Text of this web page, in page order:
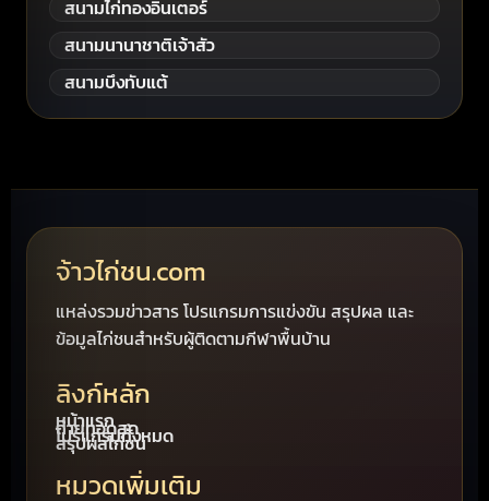
สนามไก่ทองอินเตอร์
สนามนานาชาติเจ้าสัว
สนามบึงทับแต้
จ้าวไก่ชน.com
แหล่งรวมข่าวสาร โปรแกรมการแข่งขัน สรุปผล และ
ข้อมูลไก่ชนสำหรับผู้ติดตามกีฬาพื้นบ้าน
ลิงก์หลัก
หน้าแรก
ถ่ายทอดสด
โปรแกรมทั้งหมด
สรุปผลไก่ชน
หมวดเพิ่มเติม